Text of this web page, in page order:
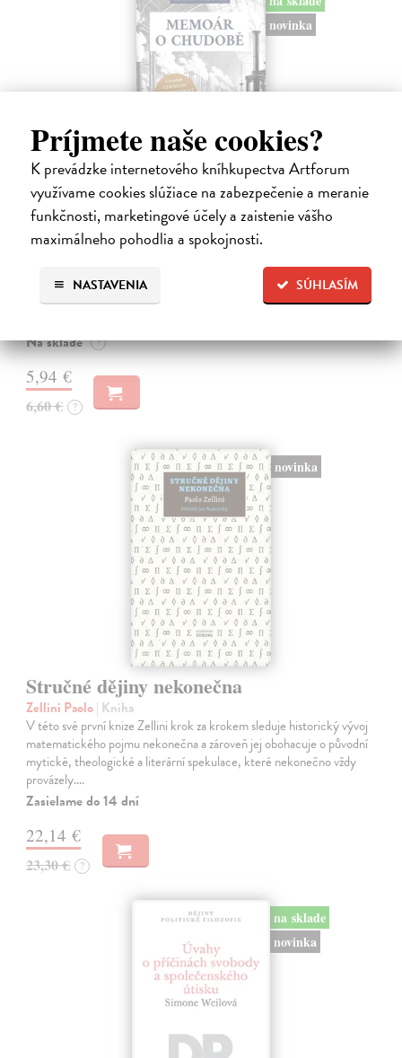
Príjmete naše cookies?
K prevádzke internetového kníhkupectva Artforum
využívame cookies slúžiace na zabezpečenie a meranie
funkčnosti, marketingové účely a zaistenie vášho
maximálneho pohodlia a spokojnosti.
SÚHLASÍM
NASTAVENIA
novinka
Memoár o chudobě
Tocqueville Alexis de| Kniha
První český překlad méně známého díla jedné z nejvýznamnějších
osobností evropské politické filosofie 19. století je doplněn obšírnými
komentáři Ivo Budila, Jana Kellera a Gertrudy Himmelfalberové.
Na sklade ?
5,94 €
6,60 € ?
novinka
Stručné dějiny nekonečna
Zellini Paolo| Kniha
V této své první knize Zellini krok za krokem sleduje historický vývoj
matematického pojmu nekonečna a zároveň jej obohacuje o původní
mytické, theologické a literární spekulace, které nekonečno vždy
provázely.…
Zasielame do 14 dní
22,14 €
23,30 € ?
na sklade
novinka